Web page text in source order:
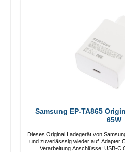
Samsung EP-TA865
65W
Dieses Original Ladegerät von
und zuverlässsig wieder auf. Adapter Original Samsung Hochwertige
Verarbeitung Anschlüsse: